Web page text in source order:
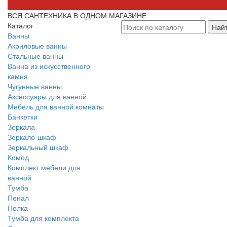
ВСЯ САНТЕХНИКА В ОДНОМ МАГАЗИНЕ
Каталог
Ванны
Акриловые ванны
Стальные ванны
Ванна из искусственного
камня
Чугунные ванны
Аксессуары для ванной
Мебель для ванной комнаты
Банкетки
Зеркала
Зеркало-шкаф
Зеркальный шкаф
Комод
Комплект мебели для
ванной
Тумба
Пенал
Полка
Тумба для комплекта